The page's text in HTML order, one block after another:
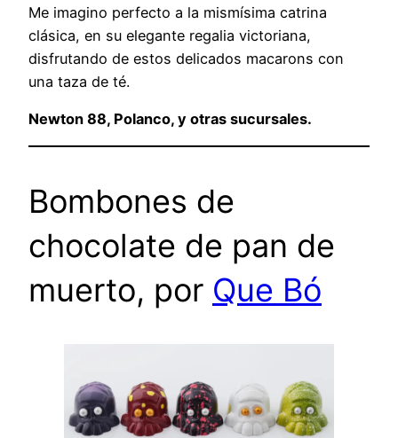
Me imagino perfecto a la mismísima catrina
clásica, en su elegante regalia victoriana,
disfrutando de estos delicados macarons con
una taza de té.
Newton 88, Polanco, y otras sucursales.
Bombones de
chocolate de pan de
muerto, por Que Bó